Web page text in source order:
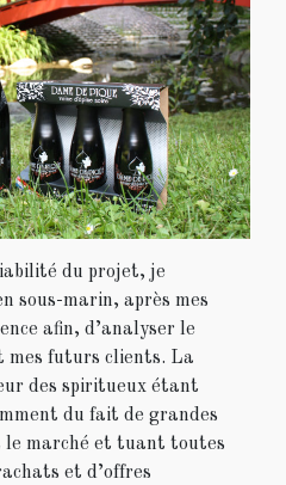
du projet, je
sous-marin, après mes
afin, d’analyser le
mes futurs clients. La
des spiritueux étant
du fait de grandes
marché et tuant toutes
et d’offres